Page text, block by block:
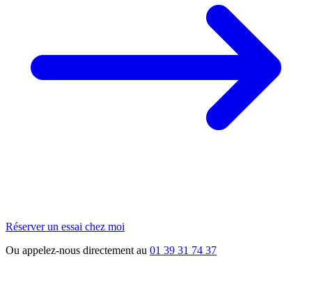
Réserver un essai chez moi
Ou appelez-nous directement au 01 39 31 74 37